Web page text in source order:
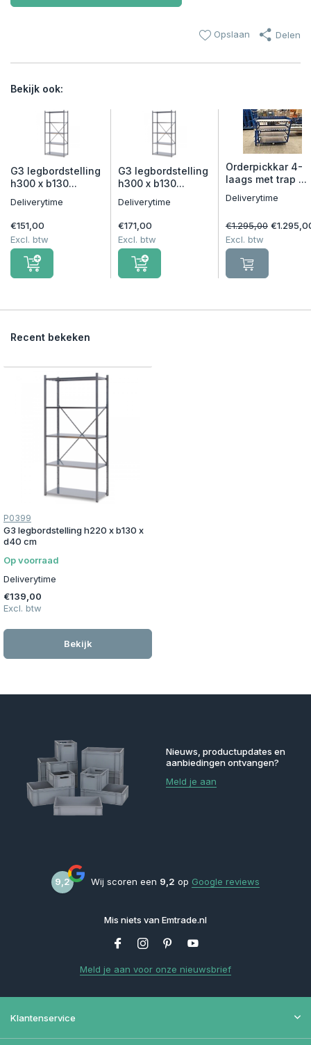
Opslaan Delen
Bekijk ook:
G3 legbordstelling
h300 x b130...
Deliverytime
€151,00
Excl. btw
G3 legbordstelling
h300 x b130...
Deliverytime
€171,00
Excl. btw
Orderpickkar 4-
laags met trap ...
Deliverytime
€1.295,00
Excl. btw
Recent bekeken
P0399
G3 legbordstelling h220 x b130 x
d40 cm
Op voorraad
Deliverytime
€139,00
Excl. btw
Bekijk
Nieuws, productupdates en
aanbiedingen ontvangen?
Meld je aan
9,2 Wij scoren een 9,2 op Google reviews
Mis niets van Emtrade.nl
Meld je aan voor onze nieuwsbrief
Klantenservice